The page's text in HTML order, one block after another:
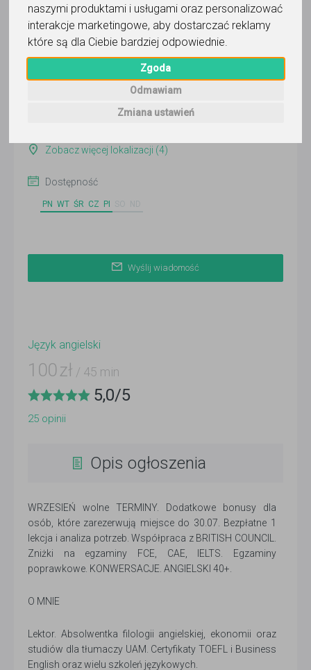
naszymi produktami i usługami oraz personalizować
interakcje marketingowe, aby dostarczać reklamy
które są dla Ciebie bardziej odpowiednie.
Zgoda
Odmawiam
Zmiana ustawień
Wyślij wiadomość
Ostatnia aktywność:
24 dni temu
Zobacz więcej lokalizacji (4)
Dostępność
PN WT ŚR CZ PI
Wyślij wiadomość
Język angielski
100 zł / 45 min
5,0/5
25 opinii
Opis ogłoszenia
WRZESIEŃ wolne TERMINY. Dodatkowe bonusy dla
osób, które zarezerwują miejsce do 30.07. Bezpłatne 1
lekcja i analiza potrzeb. Współpraca z BRITISH COUNCIL.
Zniżki na egzaminy FCE, CAE, IELTS. Egzaminy
poprawkowe. KONWERSACJE. ANGIELSKI 40+.
O MNIE
Lektor. Absolwentka filologii angielskiej, ekonomii oraz
studiów dla tłumaczy UAM. Certyfikaty TOEFL i Business
English oraz wielu szkoleń językowych.